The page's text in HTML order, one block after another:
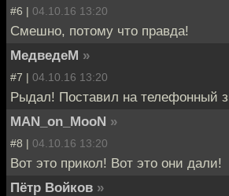
#6 | 04.10.16 13:20
Смешно, потому что правда!
МедведеМ »
#7 | 04.10.16 13:20
Рыдал! Поставил на телефонный
MAN_on_MooN »
#8 | 04.10.16 13:20
Вот это прикол! Вот это они дали!
Пётр Войков »